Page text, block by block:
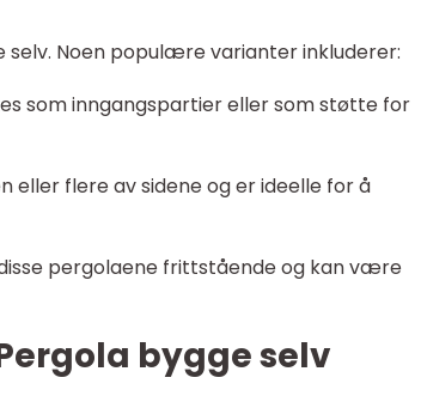
Noen populære varianter inkluderer:
som inngangspartier eller som støtte for
eller flere av sidene og er ideelle for å
pergolaene frittstående og kan være
bygge selv